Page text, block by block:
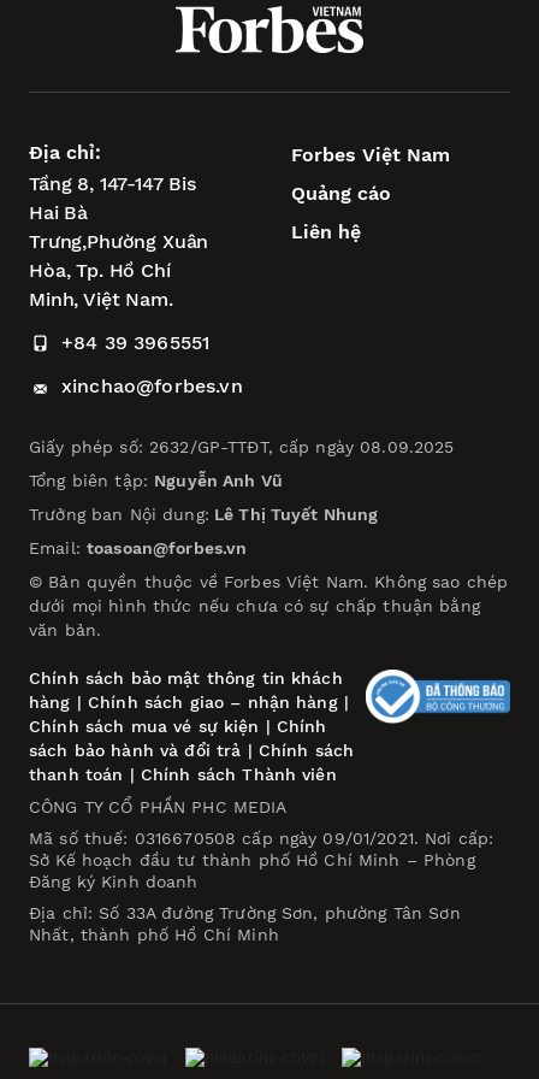
Địa chỉ:
Tầng 8, 147-147 Bis
Hai Bà
Trưng,Phường Xuân
Hòa,Tp. Hồ Chí
Minh, Việt Nam.
+84 39 3965551
xinchao@forbes.vn
Forbes Việt Nam
Quảng cáo
Liên hệ
Giấy phép số: 2632/GP-TTĐT, cấp ngày 08.09.2025
Tổng biên tập: Nguyễn Anh Vũ
Trưởng ban Nội dung: Lê Thị Tuyết Nhung
Email: toasoan@forbes.vn
© Bản quyền thuộc về Forbes Việt Nam. Không sao chép
dưới mọi hình thức nếu chưa có sự chấp thuận bằng
văn bản.
Chính sách bảo mật thông tin khách
hàng | Chính sách giao – nhận hàng|
Chính sách mua vé sự kiện | Chính
sách bảo hành và đổi trả | Chính sách
thanh toán | Chính sách Thành viên
CÔNG TY CỔ PHẦN PHC MEDIA
Mã số thuế: 0316670508 cấp ngày 09/01/2021. Nơi cấp:
Sở Kế hoạch đầu tư thành phố Hồ Chí Minh – Phòng
Đăng ký Kinh doanh
Địa chỉ: Số 33A đường Trường Sơn, phường Tân Sơn
Nhất, thành phố Hồ Chí Minh